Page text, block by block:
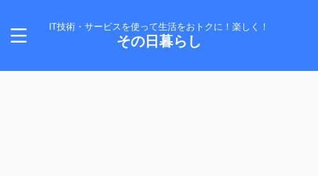
IT技術・サービスを使って生活をおトクに！楽しく！
その日暮らし